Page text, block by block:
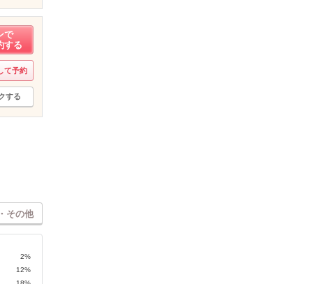
で
する
て予約
する
その他
2%
12%